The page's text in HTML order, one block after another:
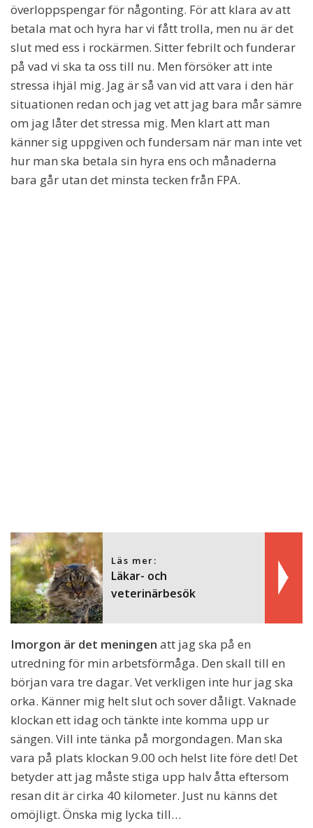
överloppspengar för någonting. För att klara av att
betala mat och hyra har vi fått trolla, men nu är det
slut med ess i rockärmen. Sitter febrilt och funderar
på vad vi ska ta oss till nu. Men försöker att inte
stressa ihjäl mig. Jag är så van vid att vara i den här
situationen redan och jag vet att jag bara mår sämre
om jag låter det stressa mig. Men klart att man
känner sig uppgiven och fundersam när man inte vet
hur man ska betala sin hyra ens och månaderna
bara går utan det minsta tecken från FPA.
Läs mer:
Läkar- och
veterinärbesök
Imorgon är det meningen att jag ska på en
utredning för min arbetsförmåga. Den skall till en
början vara tre dagar. Vet verkligen inte hur jag ska
orka. Känner mig helt slut och sover dåligt. Vaknade
klockan ett idag och tänkte inte komma upp ur
sängen. Vill inte tänka på morgondagen. Man ska
vara på plats klockan 9.00 och helst lite före det! Det
betyder att jag måste stiga upp halv åtta eftersom
resan dit är cirka 40 kilometer. Just nu känns det
omöjligt. Önska mig lycka till…